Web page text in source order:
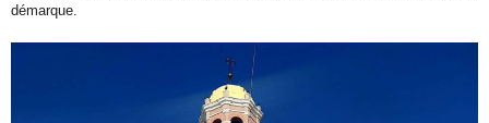
démarque.